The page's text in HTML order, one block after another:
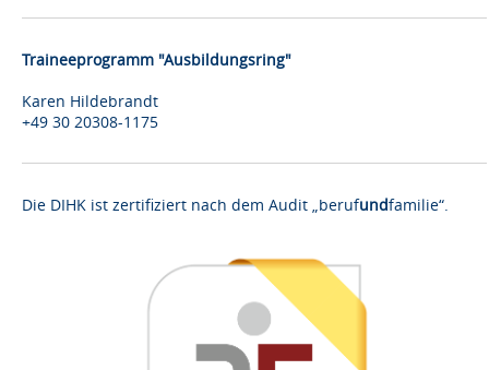
Traineeprogramm "Ausbildungsring"
Karen Hildebrandt
+49 30 20308-1175
Die DIHK ist zertifiziert nach dem Audit „berufundfamilie“.